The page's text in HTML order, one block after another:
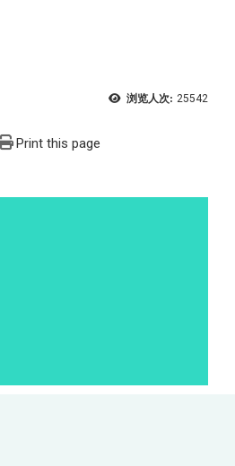
浏览人次: 25542
Print this page